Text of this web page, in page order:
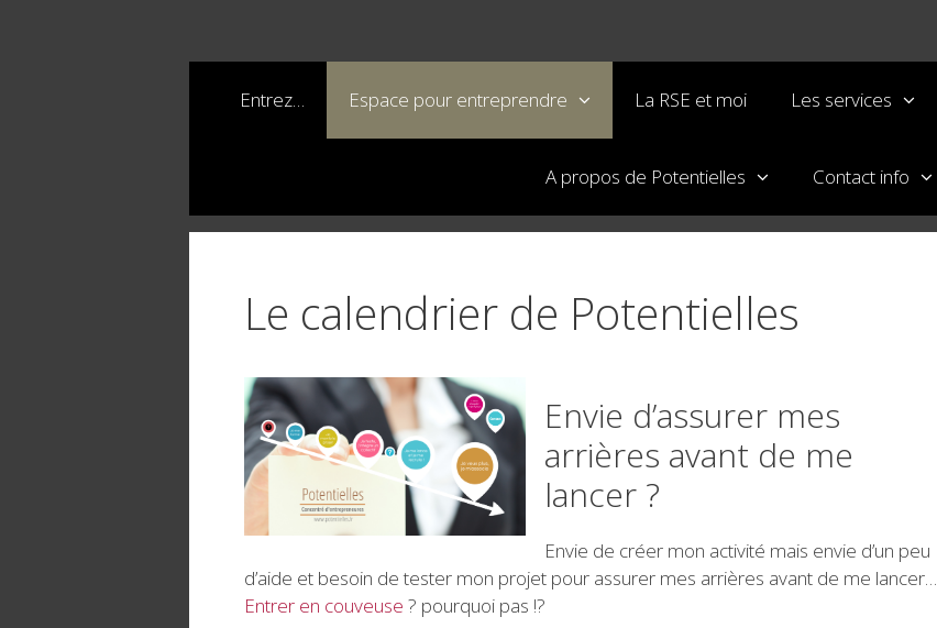
Entrez… Espace pour entreprendre La RSE et moi Les services
A propos de Potentielles Contact info
Le calendrier de Potentielles
Envie d’assurer mes
arrières avant de me
lancer ?
Envie de créer mon activité mais envie d’un peu
d’aide et besoin de tester mon projet pour assurer mes arrières avant de me lancer…
Entrer en couveuse ? pourquoi pas !?